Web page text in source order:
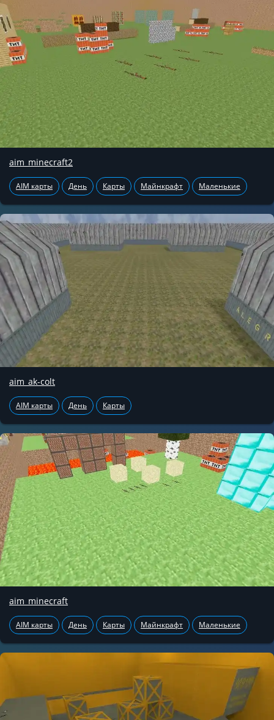
aim_minecraft2
AIM карты День Карты Майнкрафт Маленькие
aim_ak-colt
AIM карты День Карты
aim_minecraft
AIM карты День Карты Майнкрафт Маленькие